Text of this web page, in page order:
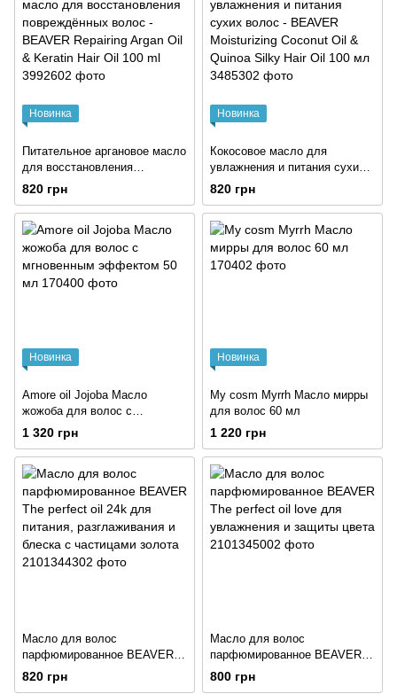
Новинка
Питательное аргановое масло
для восстановления
повреждённых волос -
BEAVER Repairing Argan Oil &
Keratin Hair Oil 100 ml
820 грн
Новинка
Кокосовое масло для
увлажнения и питания сухих
волос - BEAVER Moisturizing
Coconut Oil & Quinoa Silky Hair
Oil 100 мл
820 грн
Новинка
Amore oil Jojoba Масло
жожоба для волос с
мгновенным эффектом 50 мл
1 320 грн
Новинка
My cosm Myrrh Масло мирры
для волос 60 мл
1 220 грн
Масло для волос
парфюмированное BEAVER
The perfect oil 24k для
питания, разглаживания и
820 грн
Масло для волос
парфюмированное BEAVER
The perfect oil love для
увлажнения и защиты цвета
800 грн